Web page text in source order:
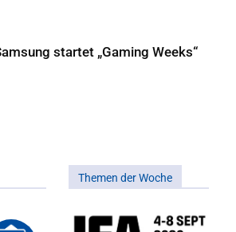
startet „Gaming Weeks“
Themen der Woche